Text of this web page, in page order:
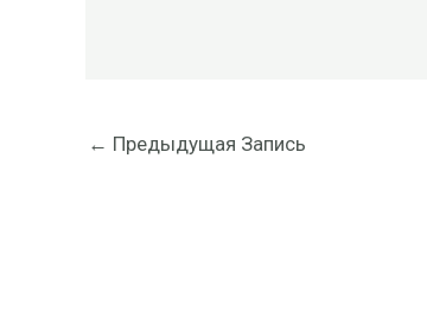
← Предыдущая Запись